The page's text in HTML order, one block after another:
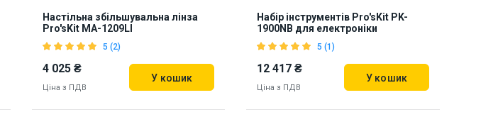
Настільна збільшувальна лінза
Pro'sKit MA-1209LI
5 (2)
4 025 ₴
Ціна з ПДВ
У кошик
Набір інструментів Pro'sKit PK-
1900NB для електроніки
5 (1)
12 417 ₴
Ціна з ПДВ
У кошик